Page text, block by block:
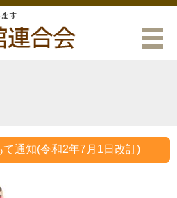
通知(令和2年7月1日改訂)